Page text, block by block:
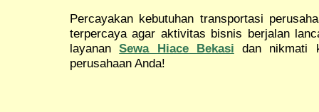
Percayakan kebutuhan transportasi
terpercaya agar aktivitas bisnis berjalan
layananSewa Hiace Bekasi dan nikmati
perusahaan Anda!